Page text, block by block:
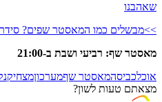
שאהבנו
>>מבשלים כמו המאסטר שפים?
מאסטר שף: רביעי ושבת ב-21:00
אוכלכביסהמאסטר שףמערכוןמצחיק
מצאתם טעות לשון?